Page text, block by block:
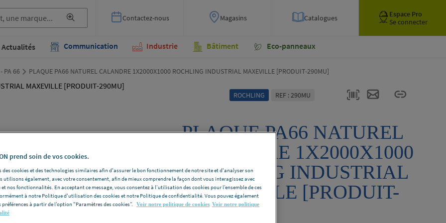
Contactez-nous Magasins Catalogues
Espace Pro
Se connecter
Actualités Communication Industrie Bâtiment Eco-panneaux
PA 66 PLAQUE PA66 NATUREL CALANDRE 1X2000X1000 ROCHLING INDUSTRIAL MAXEVILLE [PRODUIT-290MU]
ROCHLING REF : 290MU
PLAQUE PA66 NATUREL
CALANDRE 1X2000X1000
ROCHLING INDUSTRIAL
MAXEVILLE [PRODUIT-
290MU]
prend soin de vos cookies.
des cookies et des technologies similaires afin d'assurer le bon fonctionnement de notre site et d'analyser son
utilisons également, avec votre consentement, afin de mieux comprendre la façon dont vous interagissez avec
nos fonctionnalités. En acceptant ce message, vous consentez à l’utilisation des cookies pour l’ensemble de ces
à notre Politique d'utilisation des cookies et notre Politique de confidentialité. Vous pouvez également
à partir de l’option "Paramètres des cookies”.
Voir notre politique de cookies Voir notre politique